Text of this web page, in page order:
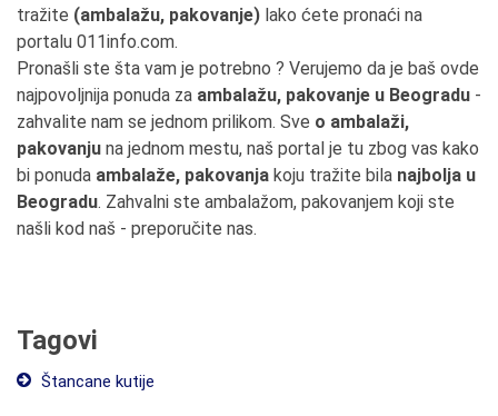
tražite (ambalažu, pakovanje) lako ćete pronaći na
portalu 011info.com.
Pronašli ste šta vam je potrebno ? Verujemo da je baš ovde
najpovoljnija ponuda za ambalažu, pakovanje u Beogradu -
zahvalite nam se jednom prilikom. Sve o ambalaži,
pakovanju na jednom mestu, naš portal je tu zbog vas kako
bi ponuda ambalaže, pakovanja koju tražite bila najbolja u
Beogradu. Zahvalni ste ambalažom, pakovanjem koji ste
našli kod naš - preporučite nas.
Tagovi
Štancane kutije